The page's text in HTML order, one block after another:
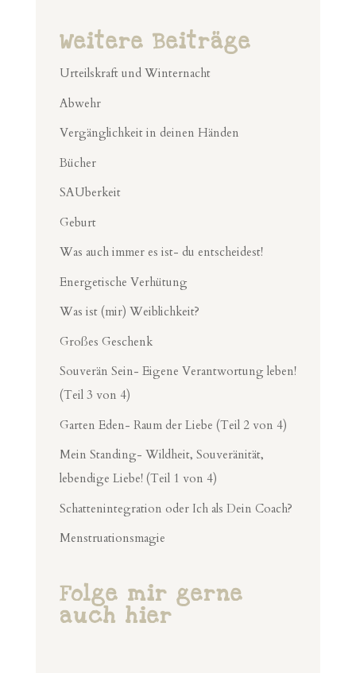
Weitere Beiträge
Urteilskraft und Winternacht
Abwehr
Vergänglichkeit in deinen Händen
Bücher
SAUberkeit
Geburt
Was auch immer es ist- du entscheidest!
Energetische Verhütung
Was ist (mir) Weiblichkeit?
Großes Geschenk
Souverän Sein- Eigene Verantwortung leben!
(Teil 3 von 4)
Garten Eden- Raum der Liebe (Teil 2 von 4)
Mein Standing- Wildheit, Souveränität,
lebendige Liebe! (Teil 1 von 4)
Schattenintegration oder Ich als Dein Coach?
Menstruationsmagie
Folge mir gerne
auch hier